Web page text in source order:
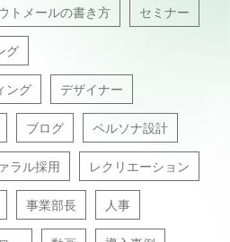
トメールの書き方 セミナー
グ
ング デザイナー
ブログ ペルソナ設計
ラル採用 レクリエーション
事業部長 人事